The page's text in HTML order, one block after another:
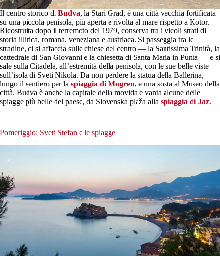
Il centro storico di Budva, la Stari Grad, è una città vecchia fortificata
su una piccola penisola, più aperta e rivolta al mare rispetto a Kotor.
Ricostruita dopo il terremoto del 1979, conserva tra i vicoli strati di
storia illirica, romana, veneziana e austriaca. Si passeggia tra le
stradine, ci si affaccia sulle chiese del centro — la Santissima Trinità, la
cattedrale di San Giovanni e la chiesetta di Santa Maria in Punta — e si
sale sulla Citadela, all’estremità della penisola, con le sue belle viste
sull’isola di Sveti Nikola. Da non perdere la statua della Ballerina,
lungo il sentiero per la spiaggia di Mogren, e una sosta al Museo della
città. Budva è anche la capitale della movida e vanta alcune delle
spiagge più belle del paese, da Slovenska plaža alla spiaggia di Jaz.
Pomeriggio: Sveti Stefan e le spiagge